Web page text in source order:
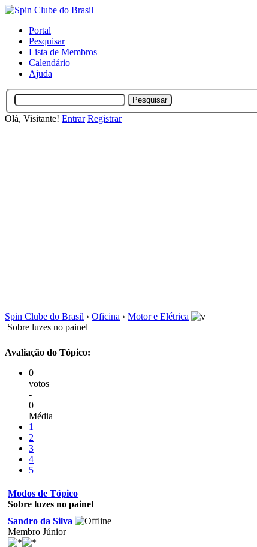
Portal
Pesquisar
Lista de Membros
Calendário
Ajuda
Olá, Visitante! Entrar Registrar
Spin Clube do Brasil › Oficina › Motor e Elétrica
Sobre luzes no painel
Avaliação do Tópico:
0
votos
-
0
Média
1
2
3
4
5
Modos de Tópico
Sobre luzes no painel
Sandro da Silva
Membro Júnior